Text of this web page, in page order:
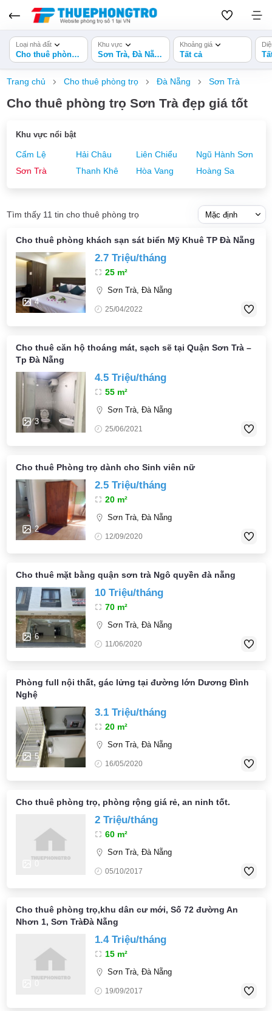
Loại nhà đất
Cho thuê phòng trọ
Khu vực
Sơn Trà, Đà Nẵng
Khoảng giá
Tất cả
Trang chủ Cho thuê phòng trọ Đà Nẵng Sơn Trà
Cho thuê phòng trọ Sơn Trà đẹp giá tốt
Khu vực nổi bật
Cẩm Lệ Hải Châu Liên Chiểu
Ngũ Hành Sơn
Sơn Trà
Thanh Khê Hòa Vang Hoàng Sa
Tìm thấy 11 tin cho thuê phòng trọ
Cho thuê phòng khách sạn sát biển Mỹ Khuê TP Đà Nẵng
4
2.7 Triệu/tháng
25 m²
Sơn Trà, Đà Nẵng
25/04/2022
Cho thuê căn hộ thoáng mát, sạch sẽ tại Quận Sơn Trà –
Tp Đà Nẵng
3
4.5 Triệu/tháng
55 m²
Sơn Trà, Đà Nẵng
25/06/2021
Cho thuê Phòng trọ dành cho Sinh viên nữ
2
2.5 Triệu/tháng
20 m²
Sơn Trà, Đà Nẵng
12/09/2020
Cho thuê mặt bằng quận sơn trà Ngô quyền đà nẵng
6
10 Triệu/tháng
70 m²
Sơn Trà, Đà Nẵng
11/06/2020
Phòng full nội thất, gác lửng tại đường lớn Dương Đình
Nghệ
5
3.1 Triệu/tháng
20 m²
Sơn Trà, Đà Nẵng
16/05/2020
Cho thuê phòng trọ, phòng rộng giá rẻ, an ninh tốt.
2 Triệu/tháng
60 m²
Sơn Trà, Đà Nẵng
05/10/2017
Cho thuê phòng trọ,khu dân cư mới, Số 72 đường An
Nhơn 1, Sơn TràĐà Nẵng
1.4 Triệu/tháng
15 m²
Sơn Trà, Đà Nẵng
19/09/2017